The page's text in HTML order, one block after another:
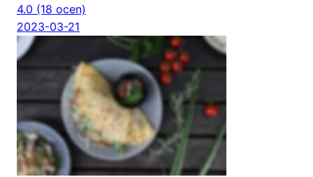
4.0 (18 ocen)
2023-03-21